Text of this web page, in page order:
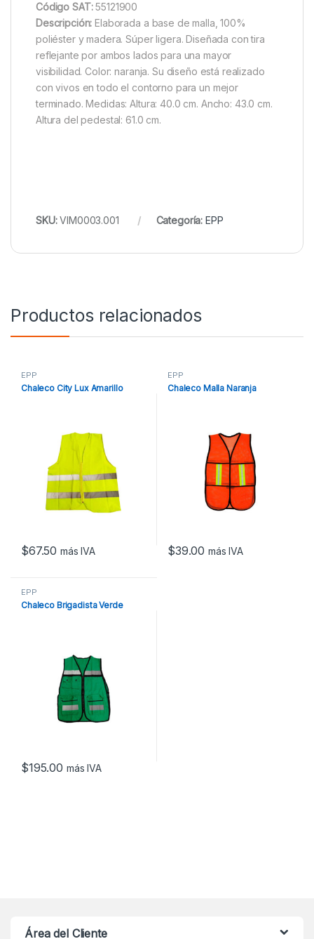
Código SAT:55121900
Descripción: Elaborada a base de malla, 100%
poliéster y madera. Súper ligera. Diseñada con tira
reflejante por ambos lados para una mayor
visibilidad. Color: naranja. Su diseño está realizado
con vivos en todo el contorno para un mejor
terminado. Medidas: Altura: 40.0 cm. Ancho: 43.0 cm.
Altura del pedestal: 61.0 cm.
SKU:VIM0003.001 Categoría: EPP
Productos relacionados
EPP
Chaleco City Lux Amarillo
$67.50 más IVA
EPP
Chaleco Malla Naranja
$39.00 más IVA
EPP
Chaleco Brigadista Verde
$195.00 más IVA
Área del Cliente